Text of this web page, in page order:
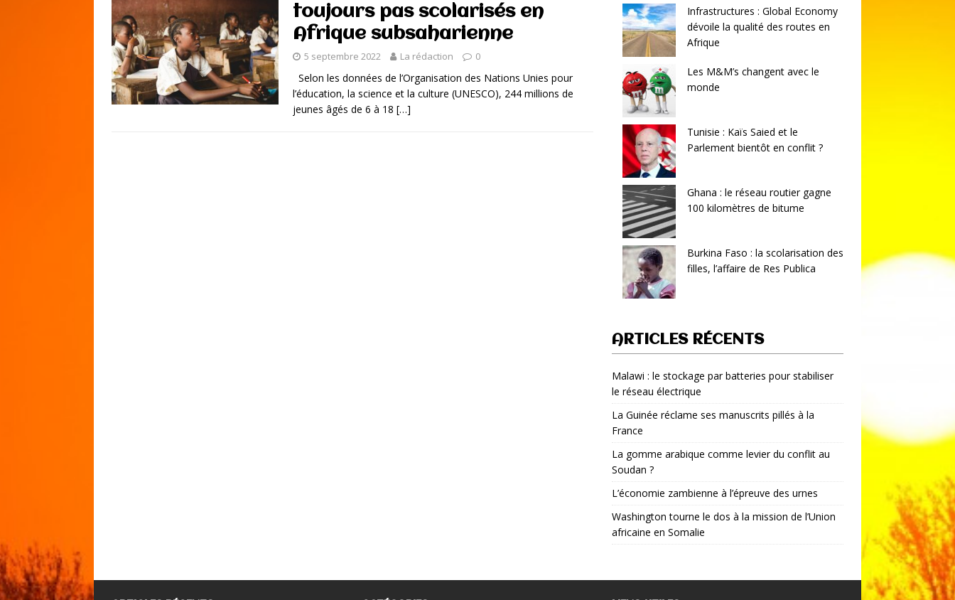
toujours pas scolarisés en
Afrique subsaharienne
5 septembre 2022 La rédaction 0
Selon les données de l’Organisation des Nations Unies pour
l’éducation, la science et la culture (UNESCO), 244 millions de
jeunes âgés de 6 à 18 […]
Infrastructures : Global Economy
dévoile la qualité des routes en
Afrique
Les M&M’s changent avec le
monde
Tunisie : Kaïs Saied et le
Parlement bientôt en conflit ?
Ghana : le réseau routier gagne
100 kilomètres de bitume
Burkina Faso : la scolarisation des
filles, l’affaire de Res Publica
ARTICLES RÉCENTS
Malawi : le stockage par batteries pour stabiliser
le réseau électrique
La Guinée réclame ses manuscrits pillés à la
France
La gomme arabique comme levier du conflit au
Soudan ?
L’économie zambienne à l’épreuve des urnes
Washington tourne le dos à la mission de l’Union
africaine en Somalie